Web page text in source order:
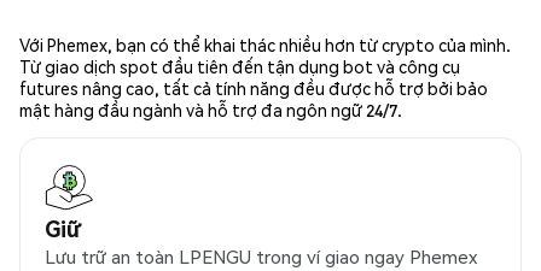
Với Phemex, bạn có thể khai thác nhiều hơn từ crypto của mình.
Từ giao dịch spot đầu tiên đến tận dụng bot và công cụ
futures nâng cao, tất cả tính năng đều được hỗ trợ bởi bảo
mật hàng đầu ngành và hỗ trợ đa ngôn ngữ 24/7.
Giữ
Lưu trữ an toàn LPENGU trong ví giao ngay Phemex